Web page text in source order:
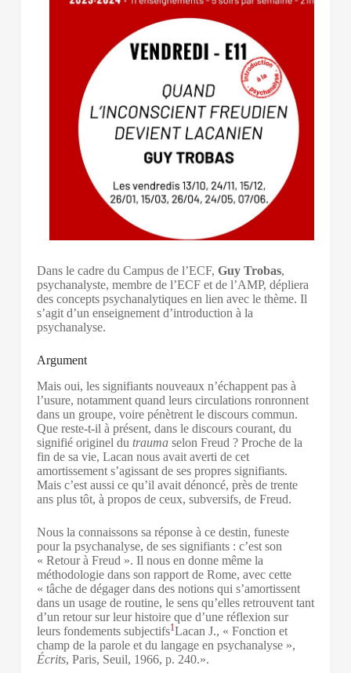
Dans le cadre du Campus de l’ECF, Guy Trobas,
psychanalyste, membre de l’ECF et de l’AMP, dépliera
des concepts psychanalytiques en lien avec le thème. Il
s’agit d’un enseignement d’introduction à la
psychanalyse.
Argument
Mais oui, les signifiants nouveaux n’échappent pas à
l’usure, notamment quand leurs circulations ronronnent
dans un groupe, voire pénètrent le discours commun.
Que reste-t-il à présent, dans le discours courant, du
signifié originel du traumaselon Freud ? Proche de la
fin de sa vie, Lacan nous avait averti de cet
amortissement s’agissant de ses propres signifiants.
Mais c’est aussi ce qu’il avait dénoncé, près de trente
ans plus tôt, à propos de ceux, subversifs, de Freud.
Nous la connaissons sa réponse à ce destin, funeste
pour la psychanalyse, de ses signifiants : c’est son
« Retour à Freud ». Il nous en donne même la
méthodologie dans son rapport de Rome, avec cette
« tâche de dégager dans des notions qui s’amortissent
dans un usage de routine, le sens qu’elles retrouvent tant
d’un retour sur leur histoire que d’une réflexion sur
leurs fondements subjectifs1Lacan J., « Fonction et
champ de la parole et du langage en psychanalyse »,
Écrits, Paris, Seuil, 1966, p. 240.».